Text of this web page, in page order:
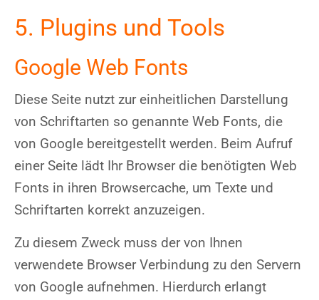
5. Plugins und Tools
Google Web Fonts
Diese Seite nutzt zur einheitlichen Darstellung
von Schriftarten so genannte Web Fonts, die
von Google bereitgestellt werden. Beim Aufruf
einer Seite lädt Ihr Browser die benötigten Web
Fonts in ihren Browsercache, um Texte und
Schriftarten korrekt anzuzeigen.
Zu diesem Zweck muss der von Ihnen
verwendete Browser Verbindung zu den Servern
von Google aufnehmen. Hierdurch erlangt